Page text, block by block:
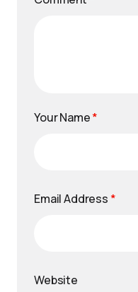
Your Name*
Email Address *
Website